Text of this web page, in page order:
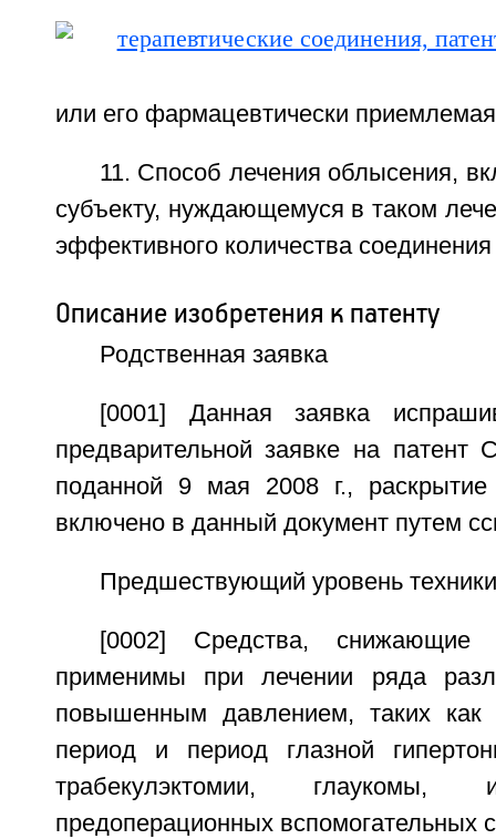
или его фармацевтически
11. Способ лечения облысения,
субъекту, нуждающемуся в таком
эффективного количества
Описание изобретения к патенту
Родственная заявка
[0001] Данная заявка
предварительной заявке на
поданной 9 мая 2008 г., раскрытие
включено в данный документ путем
Предшествующий уровень техники
[0002] Средства, снижающие
применимы при лечении ряда
повышенным давлением, таких как
период и период глазной
трабекулэктомии,
предоперационных вспомогательных